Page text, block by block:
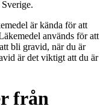
är kända för att
används för att
bli gravid, när du är
är det viktigt att du är
från